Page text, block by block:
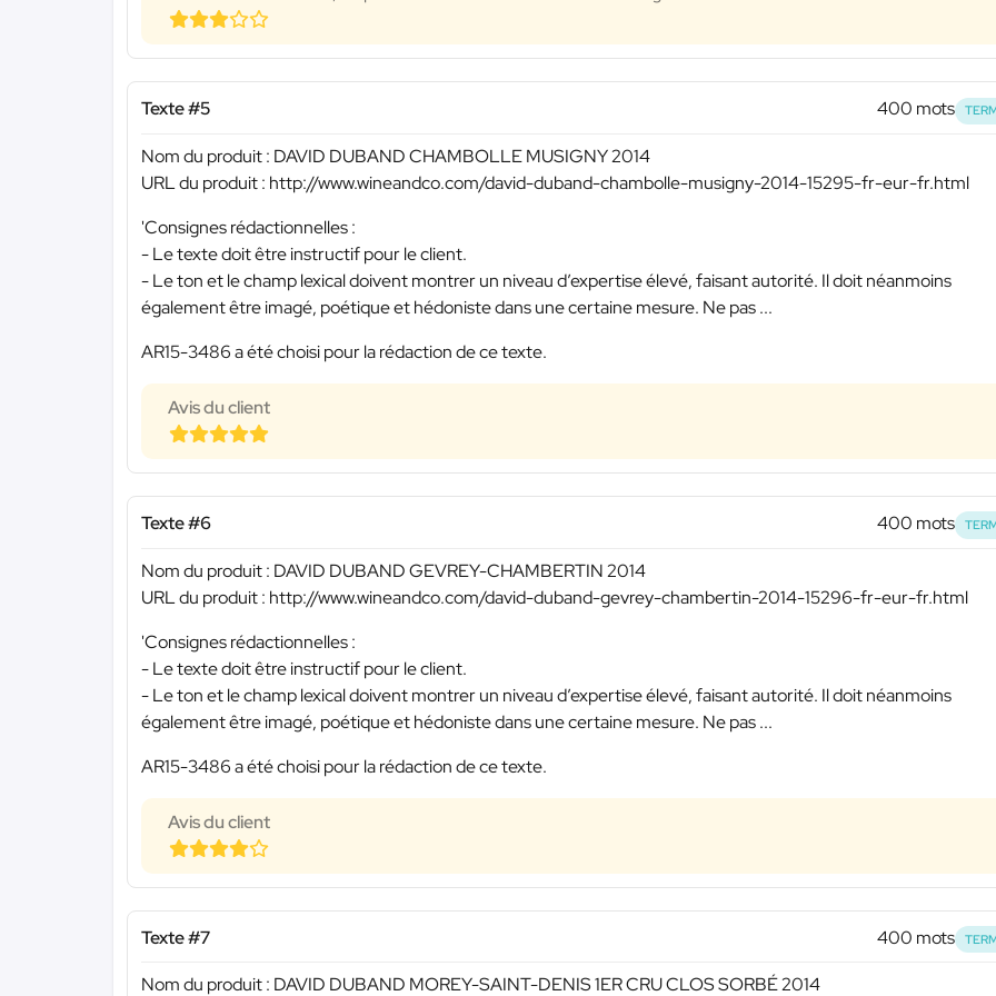
Texte #5 400 mots
Nom du produit : DAVID DUBAND CHAMBOLLE MUSIGNY 2014
URL du produit : http://www.wineandco.com/david-duband-chambolle-musigny-2014-15295-fr-eur-fr.html
'Consignes rédactionnelles :
- Le texte doit être instructif pour le client.
- Le ton et le champ lexical doivent montrer un niveau d’expertise élevé, faisant autorité. Il doit néanmoins
également être imagé, poétique et hédoniste dans une certaine mesure. Ne pas ...
AR15-3486 a été choisi pour la rédaction de ce texte.
Avis du client
Texte #6 400 mots
Nom du produit : DAVID DUBAND GEVREY-CHAMBERTIN 2014
URL du produit : http://www.wineandco.com/david-duband-gevrey-chambertin-2014-15296-fr-eur-fr.html
'Consignes rédactionnelles :
- Le texte doit être instructif pour le client.
- Le ton et le champ lexical doivent montrer un niveau d’expertise élevé, faisant autorité. Il doit néanmoins
également être imagé, poétique et hédoniste dans une certaine mesure. Ne pas ...
AR15-3486 a été choisi pour la rédaction de ce texte.
Avis du client
Texte #7 400 mots
Nom du produit : DAVID DUBAND MOREY-SAINT-DENIS 1ER CRU CLOS SORBÉ 2014